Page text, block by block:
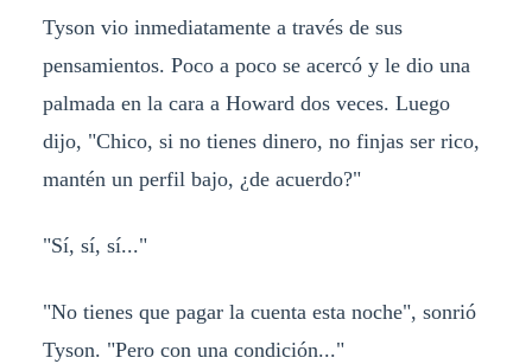
Tyson vio inmediatamente a través de sus
pensamientos. Poco a poco se acercó y le dio una
palmada en la cara a Howard dos veces. Luego
dijo, "Chico, si no tienes dinero, no finjas ser rico,
mantén un perfil bajo, ¿de acuerdo?"
"Sí, sí, sí..."
"No tienes que pagar la cuenta esta noche", sonrió
Tyson. "Pero con una condición..."